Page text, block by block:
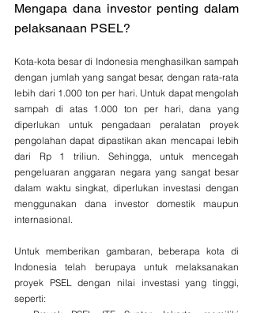
Mengapa dana investor penting dalam
pelaksanaan PSEL?
Kota-kota besar di Indonesia menghasilkan sampah
dengan jumlah yang sangat besar, dengan rata-rata
lebih dari 1.000 ton per hari. Untuk dapat mengolah
sampah di atas 1.000 ton per hari, dana yang
diperlukan untuk pengadaan peralatan proyek
pengolahan dapat dipastikan akan mencapai lebih
dari Rp 1 triliun. Sehingga, untuk mencegah
pengeluaran anggaran negara yang sangat besar
dalam waktu singkat, diperlukan investasi dengan
menggunakan dana investor domestik maupun
internasional.
Untuk memberikan gambaran, beberapa kota di
Indonesia telah berupaya untuk melaksanakan
proyek PSEL dengan nilai investasi yang tinggi,
seperti: